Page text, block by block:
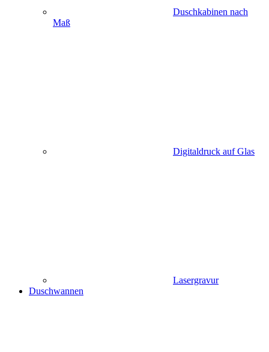
Duschkabinen nach
Maß
Digitaldruck auf Glas
Lasergravur
Duschwannen